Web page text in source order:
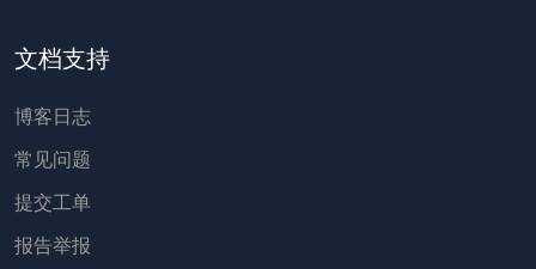
文档支持
博客日志
常见问题
提交工单
报告举报